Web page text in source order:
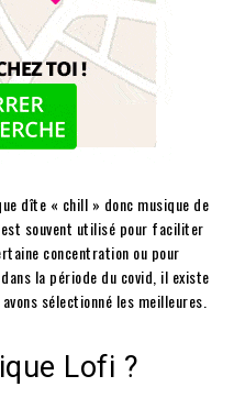
dîte « chill » donc musique de
souvent utilisé pour faciliter
concentration ou pour
la période du covid, il existe
sélectionné les meilleures.
Lofi ?